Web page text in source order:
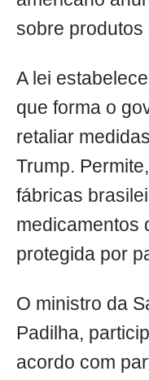
sobre produtos
A lei
que forma o
retaliar
Trump.
fábricas
medicamentos
protegida por
O ministro da
Padilha,
acordo com